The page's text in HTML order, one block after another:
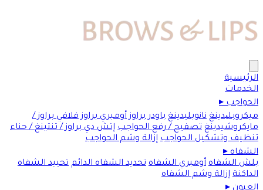
الرئيسية
الخدمات
الحواجب▸
ميكروبلیدينغ نانوبليدينغ باودر براوز أومبري براوز فلافي براوز /
مايكروشيدينغ تصفيح / رفع الحواجب إتش دي براوز / تنتينغ / حناء
تنظيف وتشكيل الحواجب إزالة وشم الحواجب
الشفاه▸
بلش الشفاه أومبري الشفاه تحديد الشفاه الدائم تحييد الشفاه
الداكنة إزالة وشم الشفاه